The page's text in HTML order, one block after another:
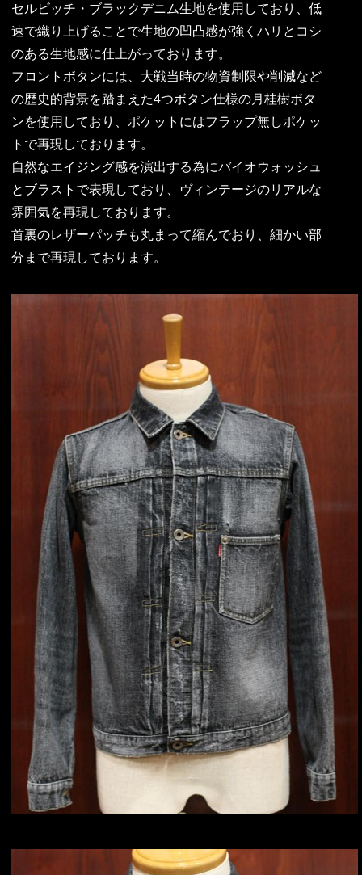
セルビッチ・ブラックデニム生地を使用しており、低
速で織り上げることで生地の凹凸感が強くハリとコシ
のある生地感に仕上がっております。
フロントボタンには、大戦当時の物資制限や削減など
の歴史的背景を踏まえた4つボタン仕様の月桂樹ボタ
ンを使用しており、ポケットにはフラップ無しポケッ
トで再現しております。
自然なエイジング感を演出する為にバイオウォッシュ
とブラストで表現しており、ヴィンテージのリアルな
雰囲気を再現しております。
首裏のレザーパッチも丸まって縮んでおり、細かい部
分まで再現しております。